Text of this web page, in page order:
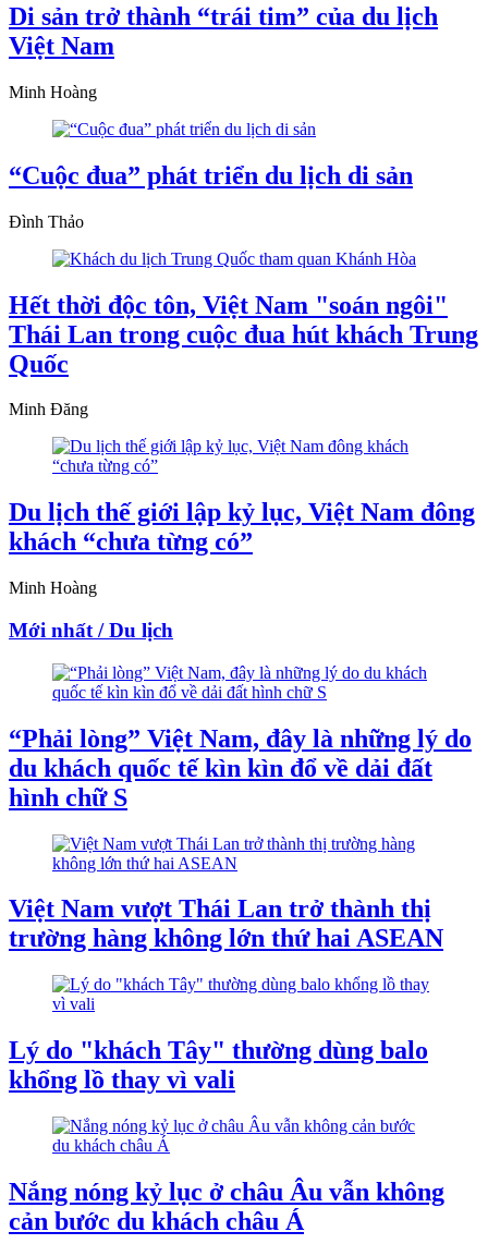
Di sản trở thành “trái tim” của du lịch
Việt Nam
Minh Hoàng
“Cuộc đua” phát triển du lịch di sản
Đình Thảo
Hết thời độc tôn, Việt Nam "soán ngôi"
Thái Lan trong cuộc đua hút khách Trung
Quốc
Minh Đăng
Du lịch thế giới lập kỷ lục, Việt Nam đông
khách “chưa từng có”
Minh Hoàng
Mới nhất / Du lịch
“Phải lòng” Việt Nam, đây là những lý do
du khách quốc tế kìn kìn đổ về dải đất
hình chữ S
Việt Nam vượt Thái Lan trở thành thị
trường hàng không lớn thứ hai ASEAN
Lý do "khách Tây" thường dùng balo
khổng lồ thay vì vali
Nắng nóng kỷ lục ở châu Âu vẫn không
cản bước du khách châu Á